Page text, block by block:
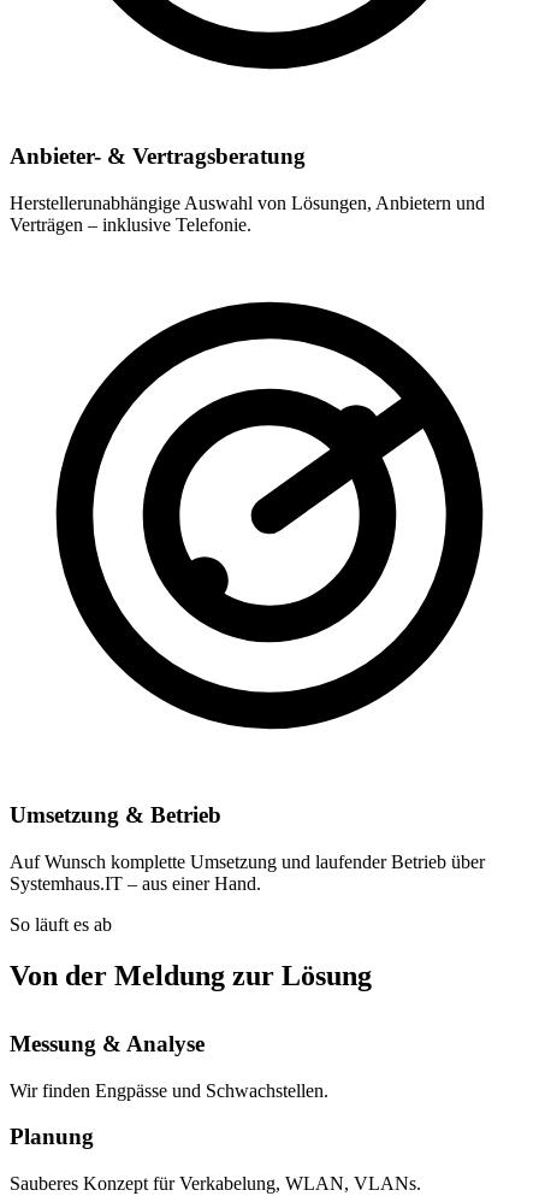
Anbieter- & Vertragsberatung
Herstellerunabhängige Auswahl von Lösungen, Anbietern und
Verträgen – inklusive Telefonie.
Umsetzung & Betrieb
Auf Wunsch komplette Umsetzung und laufender Betrieb über
Systemhaus.IT – aus einer Hand.
So läuft es ab
Von der Meldung zur Lösung
Messung & Analyse
Wir finden Engpässe und Schwachstellen.
Planung
Sauberes Konzept für Verkabelung, WLAN, VLANs.